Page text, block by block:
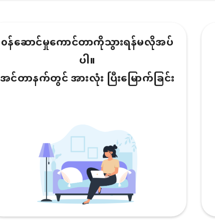
၀န်ဆောင်မှုကောင်တာကိုသွားရန်မလိုအပ်
ပါ။
အင်တာနက်တွင် အားလုံး ပြီးမြောက်ခြင်း